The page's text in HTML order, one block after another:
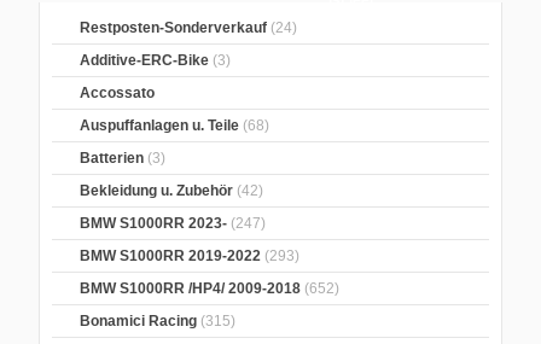
Restposten-Sonderverkauf (24)
Additive-ERC-Bike (3)
Accossato
Auspuffanlagen u. Teile (68)
Batterien (3)
Bekleidung u. Zubehör (42)
BMW S1000RR 2023- (247)
BMW S1000RR 2019-2022 (293)
BMW S1000RR /HP4/ 2009-2018 (652)
Bonamici Racing (315)